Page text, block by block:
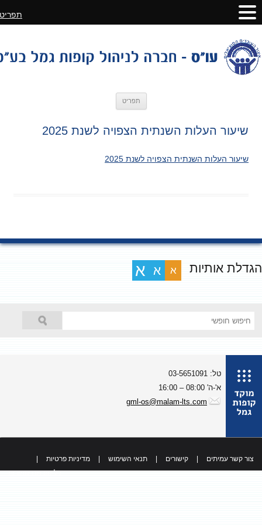
תפריט
שיעור העלות השנתית הצפויה לשנת 2025
שיעור העלות השנתית הצפויה לשנת 2025
אותיות א א א
טל: 03-5651091
א'-ה' 08:00 – 16:00
gml-os@malam-lts.com
צור קשר עמיתים קישורים תנאי השימוש מדיניות פרטיות
כל הזכויות שמורות
תפריט